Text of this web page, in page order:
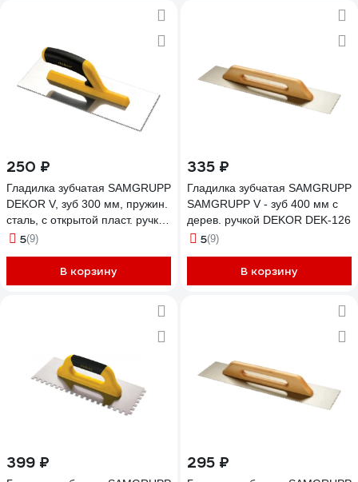
250 ₽
Гладилка зубчатая SAMGRUPP
DEKOR V, зуб 300 мм, пружин.
сталь, с открытой пласт. ручкой
DEK-125
5(9)
В корзину
335 ₽
Гладилка зубчатая SAMGRUPP
SAMGRUPP V - зуб 400 мм с
дерев. ручкой DEKOR DEK-126
5(9)
В корзину
399 ₽ 295 ₽